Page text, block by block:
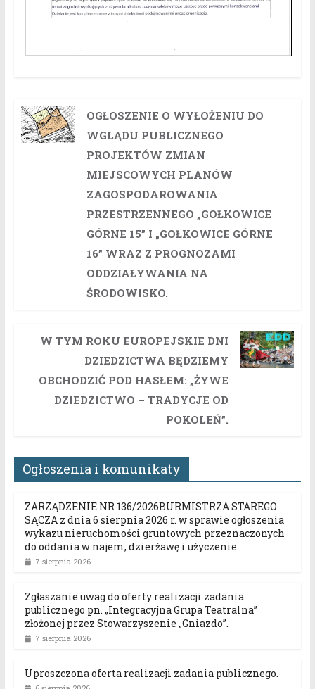
OGŁOSZENIE O WYŁOŻENIU DO
WGLĄDU PUBLICZNEGO
PROJEKTÓW ZMIAN
MIEJSCOWYCH PLANÓW
ZAGOSPODAROWANIA
PRZESTRZENNEGO „GOŁKOWICE
GÓRNE 15” I „GOŁKOWICE GÓRNE
16” WRAZ Z PROGNOZAMI
ODDZIAŁYWANIA NA
ŚRODOWISKO.
W TYM ROKU EUROPEJSKIE DNI
DZIEDZICTWA BĘDZIEMY
OBCHODZIĆ POD HASŁEM: „ŻYWE
DZIEDZICTWO – TRADYCJE OD
POKOLEŃ”.
Ogłoszenia i komunikaty
ZARZĄDZENIE NR 136/2026BURMISTRZA STAREGO
SĄCZA z dnia 6 sierpnia 2026 r. w sprawie ogłoszenia
wykazu nieruchomości gruntowych przeznaczonych
do oddania w najem, dzierżawę i użyczenie.
7 sierpnia 2026
Zgłaszanie uwag do oferty realizacji zadania
publicznego pn. „Integracyjna Grupa Teatralna”
złożonej przez Stowarzyszenie „Gniazdo”.
7 sierpnia 2026
Uproszczona oferta realizacji zadania publicznego.